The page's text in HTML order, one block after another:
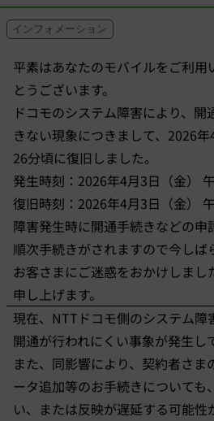
インフォメーション
平素はあなたのモバイルをご利用
とうございます。
ドコモのシステム障害により、
きない現象につきまして、2026
26分頃に復旧しました。
発生時刻：2026年4月3日（金）
復旧時刻：2026年4月3日（金）
障害発生時に開通手続きなどの申
順次手続きがされますので今しば
お客さまにご迷惑をおかけしまし
申し上げます。
現在、NTTドコモ側のシステム障
開通が行われにくい事象が発生し
また、同影響により、契約者さ
ータ追加等のお手続きについても
い、または反映が遅延する可能性